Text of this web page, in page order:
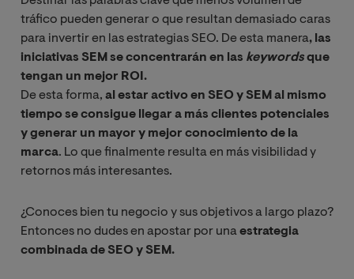
tráfico pueden generar o que resultan demasiado caras
para invertir en las estrategias SEO. De esta manera, las
iniciativas SEM se concentrarán en las keywordsque
tengan un mejor ROI.
De esta forma, al estar activo en SEO y SEM al mismo
tiempo se consigue llegar a más clientes potenciales
y generar un mayor y mejor conocimiento de la
marca. Lo que finalmente resulta en más visibilidad y
retornos más interesantes.
¿Conoces bien tu negocio y sus objetivos a largo plazo?
Entonces no dudes en apostar por unaestrategia
combinada de SEO y SEM.